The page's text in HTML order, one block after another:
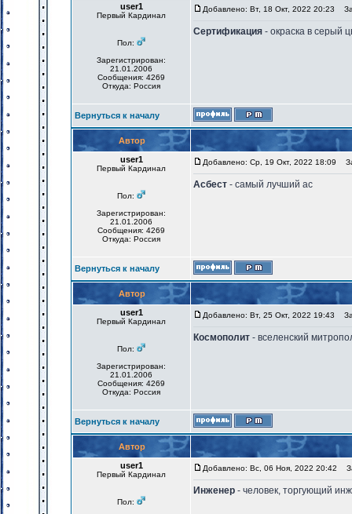
user1
Первый Кардинал
Пол:
Зарегистрирован:
21.01.2006
Сообщения: 4269
Откуда: Россия
Добавлено: Вт, 18 Окт, 2022 20:23
Сертификация - окраска в серый
Вернуться к началу
Автор
user1
Первый Кардинал
Пол:
Зарегистрирован:
21.01.2006
Сообщения: 4269
Откуда: Россия
Добавлено: Ср, 19 Окт, 2022 18:09
Асбест - самый лучший ас
Вернуться к началу
Автор
user1
Первый Кардинал
Пол:
Зарегистрирован:
21.01.2006
Сообщения: 4269
Откуда: Россия
Добавлено: Вт, 25 Окт, 2022 19:43
Космополит - вселенский
Вернуться к началу
Автор
user1
Первый Кардинал
Пол:
Добавлено: Вс, 06 Ноя, 2022 20:42
Инженер - человек, торгующий